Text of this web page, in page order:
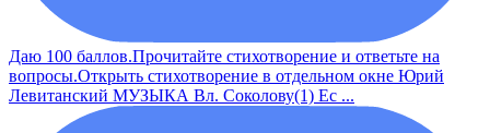
Даю 100 баллов.Прочитайте стихотворение и ответьте на
вопросы.Открыть стихотворение в отдельном окне Юрий
Левитанский МУЗЫКА Вл. Соколову(1) Ес ...